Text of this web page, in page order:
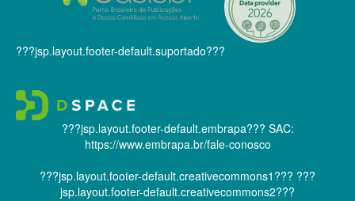
???jsp.layout.footer-default.suportado???
???jsp.layout.footer-default.embrapa??? SAC:
https://www.embrapa.br/fale-conosco
???jsp.layout.footer-default.creativecommons1??? ???
jsp.layout.footer-default.creativecommons2???